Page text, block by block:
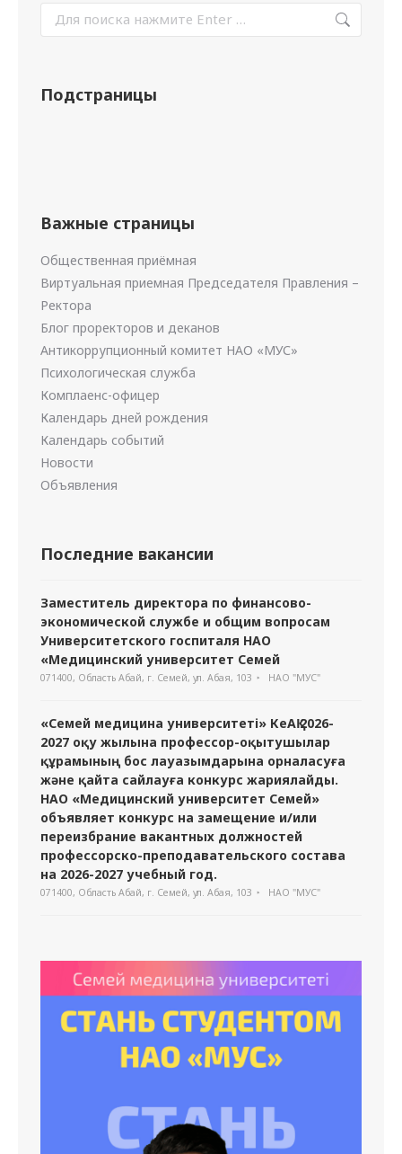
Подстраницы
Важные страницы
Общественная приёмная
Виртуальная приемная Председателя Правления –
Ректора
Блог проректоров и деканов
Антикоррупционный комитет НАО «МУС»
Психологическая служба
Комплаенс-офицер
Календарь дней рождения
Календарь событий
Новости
Объявления
Последние вакансии
Заместитель директора по финансово-
экономической службе и общим вопросам
Университетского госпиталя НАО
«Медицинский университет Семей
071400, Область Абай, г. Семей, ул. Абая, 103 НАО "МУС"
«Семей медицина университеті» КеАҚ 2026-
2027 оқу жылына профессор-оқытушылар
құрамының бос лауазымдарына орналасуға
және қайта сайлауға конкурс жариялайды.
НАО «Медицинский университет Семей»
объявляет конкурс на замещение и/или
переизбрание вакантных должностей
профессорско-преподавательского состава
на 2026-2027 учебный год.
071400, Область Абай, г. Семей, ул. Абая, 103 НАО "МУС"